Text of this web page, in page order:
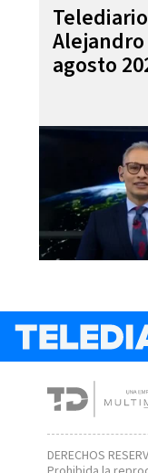
agosto
DERECHOS